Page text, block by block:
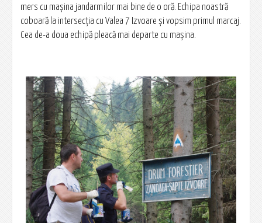
mers cu mașina jandarmilor mai bine de o oră. Echipa noastră
coboară la intersecția cu Valea 7 Izvoare și vopsim primul marcaj.
Cea de-a doua echipă pleacă mai departe cu mașina.